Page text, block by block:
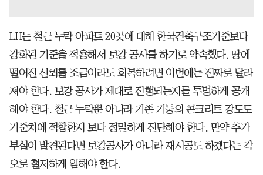
LH는 철근 누락 아파트 20곳에 대해 한국건축구조기준보다
강화된 기준을 적용해서 보강 공사를 하기로 약속했다. 땅에
떨어진 신뢰를 조금이라도 회복하려면 이번에는 진짜로 달라
져야 한다. 보강 공사가 제대로 진행되는지를 투명하게 공개
해야 한다. 철근 누락뿐 아니라 기존 기둥의 콘크리트 강도도
기준치에 적합한지 보다 정밀하게 진단해야 한다. 만약 추가
부실이 발견된다면 보강공사가 아니라 재시공도 하겠다는 각
오로 철저하게 임해야 한다.